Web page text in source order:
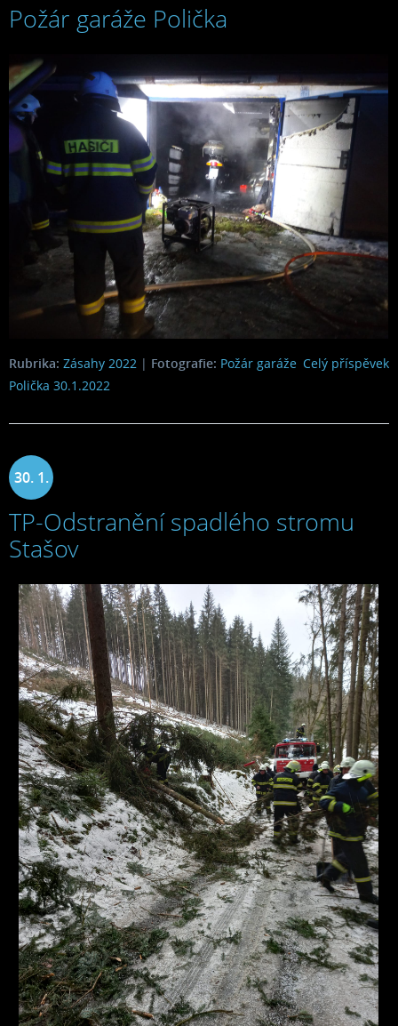
2022
Požár garáže Polička
Celý příspěvek
Rubrika: Zásahy 2022 | Fotografie: Požár garáže
Polička 30.1.2022
30. 1.
2022
TP-Odstranění spadlého stromu
Stašov